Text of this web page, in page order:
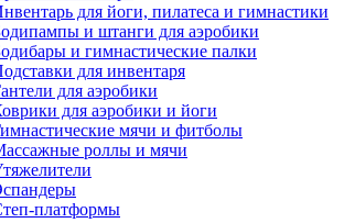
для йоги, пилатеса и гимнастики
и штанги для аэробики
и гимнастические палки
для инвентаря
для аэробики
для аэробики и йоги
мячи и фитболы
роллы и мячи
платформы